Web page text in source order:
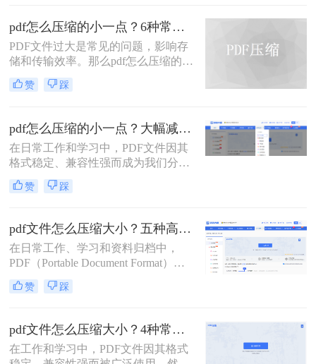
pdf怎么压缩的小一点？6种常用方案详解！
PDF文件过大是常见的问题，影响存
储和传输效率。那么pdf怎么压缩的小
一点呢？本文将详解6种主流压缩方
案，助你快速解决文件体积过大的困
赞 踩
pdf怎么压缩的小一点？大幅减小文件体积的有效方法全解析！
在日常工作和学习中，PDF文件因其
格式稳定、兼容性强而成为我们分享
文档、报告和资料的首选格式。然
而，随之而来的问题也显而易见：过
在通过邮件发送、即时通讯工具传输
或上传至云平台时受到限制，严重影
响效率。因此，pdf怎么压缩的小一
点，成为一项必备技能。
赞 踩
pdf文件怎么压缩大小？五种高效方法全面解析与实战！
在日常工作、学习和资料归档中，
PDF（Portable Document Format）因
其跨平台、格式固定的特性而成为最
常用的文件格式之一。然而，随之而
不仅占用存储空间，更在邮件发送、
即时通讯传输和网页上传时带来诸多
不便。如何在不显著损失质量的前提
赞 踩
pdf文件怎么压缩大小？4种常用压缩方法详解！
在工作和学习中，PDF文件因其格式